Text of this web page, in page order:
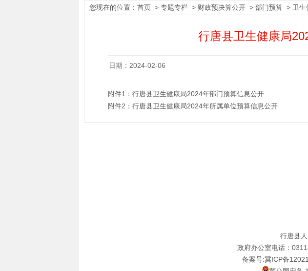
您现在的位置： 首页 > 专题专栏 > 财政预决算公开 > 部门预算 > 卫生
行唐县卫生健康局
日期：2024-02-06
附件1： 行唐县卫生健康局2024年部门预算信息公开
附件2： 行唐县卫生健康局2024年所属单位预算信息公开